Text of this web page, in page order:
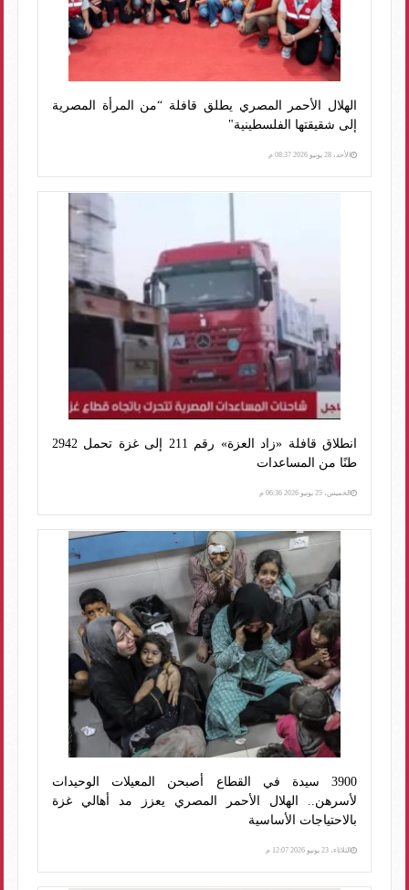
الهلال الأحمر المصري يطلق قافلة “من المرأة المصرية
إلى شقيقتها الفلسطينية"
الأحد، 28 يونيو 2026 08:37 م
انطلاق قافلة «زاد العزة» رقم 211 إلى غزة تحمل 2942
طنًا من المساعدات
الخميس، 25 يونيو 2026 06:36 م
3900 سيدة في القطاع أصبحن المعيلات الوحيدات
لأسرهن.. الهلال الأحمر المصري يعزز مد أهالي غزة
بالاحتياجات الأساسية
الثلاثاء، 23 يونيو 2026 12:07 م